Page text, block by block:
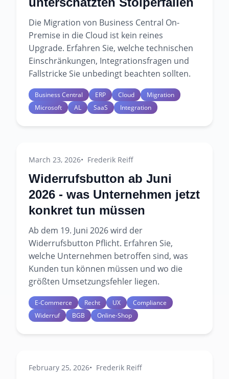
Die Migration von Business Central On-
Premise in die Cloud ist kein reines
Upgrade. Erfahren Sie, welche technischen
Einschränkungen, Integrationsfragen und
Fallstricke Sie unbedingt beachten sollten.
Business Central ERP Cloud
Migration
Microsoft
AL SaaS Integration
March 23, 2026 Frederik Reiff
Widerrufsbutton ab Juni
2026 - was Unternehmen jetzt
konkret tun müssen
Ab dem 19. Juni 2026 wird der
Widerrufsbutton Pflicht. Erfahren Sie,
welche Unternehmen betroffen sind, was
Kunden tun können müssen und wo die
größten Umsetzungsfehler liegen.
E-Commerce Recht UX
Compliance
Widerruf
BGB Online-Shop
February 25, 2026 Frederik Reiff